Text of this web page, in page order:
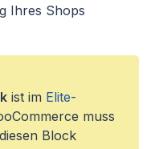
Ihres Shops
ist im Elite-
muss
Block